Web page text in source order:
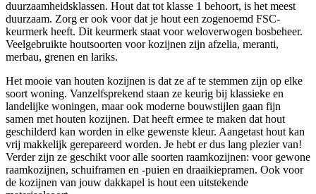
duurzaamheidsklassen. Hout dat tot klasse 1 behoort, is het meest
duurzaam. Zorg er ook voor dat je hout een zogenoemd FSC-
keurmerk heeft. Dit keurmerk staat voor weloverwogen bosbeheer.
Veelgebruikte houtsoorten voor kozijnen zijn afzelia, meranti,
merbau, grenen en lariks.
Het mooie van houten kozijnen is dat ze af te stemmen zijn op elke
soort woning. Vanzelfsprekend staan ze keurig bij klassieke en
landelijke woningen, maar ook moderne bouwstijlen gaan fijn
samen met houten kozijnen. Dat heeft ermee te maken dat hout
geschilderd kan worden in elke gewenste kleur. Aangetast hout kan
vrij makkelijk gerepareerd worden. Je hebt er dus lang plezier van!
Verder zijn ze geschikt voor alle soorten raamkozijnen: voor gewone
raamkozijnen, schuiframen en -puien en draaikiepramen. Ook voor
de kozijnen van jouw dakkapel is hout een uitstekende